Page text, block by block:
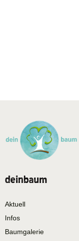
deinbaum
Aktuell
Infos
Baumgalerie